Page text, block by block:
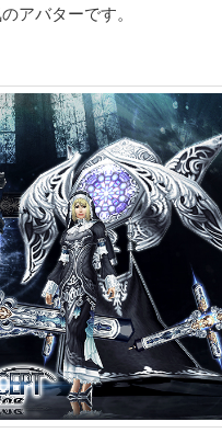
アバターです。